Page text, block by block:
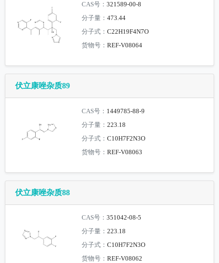
CAS号：321589-00-8
分子量：473.44
分子式：C22H19F4N7O
货物号：REF-V08064
伏立康唑杂质89
CAS号： 1449785-88-9
分子量：223.18
分子式：C10H7F2N3O
货物号：REF-V08063
伏立康唑杂质88
CAS号：351042-08-5
分子量：223.18
分子式：C10H7F2N3O
货物号：REF-V08062